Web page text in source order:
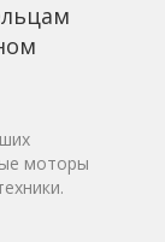
моторы